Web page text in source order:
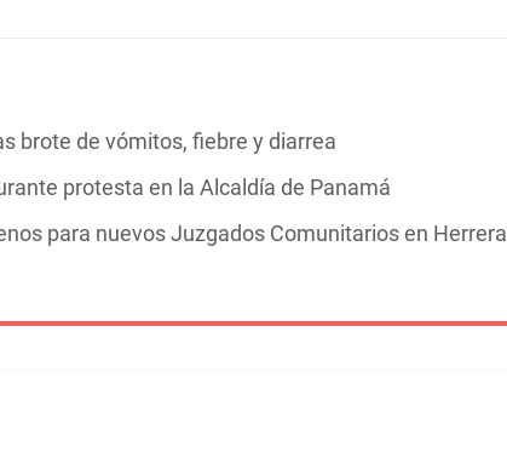
brote de vómitos, fiebre y diarrea
protesta en la Alcaldía de Panamá
para nuevos Juzgados Comunitarios en Herrera